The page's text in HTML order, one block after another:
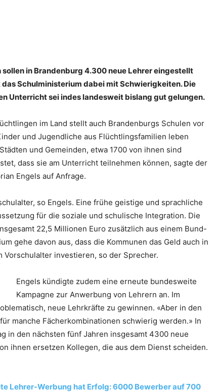
sollen in Brandenburg 4.300 neue Lehrer eingestellt
Schulministerium dabei mit Schwierigkeiten. Die
Unterricht sei indes landesweit bislang gut gelungen.
im Land stellt auch Brandenburgs Schulen vor
und Jugendliche aus Flüchtlingsfamilien leben
und Gemeinden, etwa 1700 von ihnen sind
dass sie am Unterricht teilnehmen können, sagte der
Engels auf Anfrage.
so Engels. Eine frühe geistige und sprachliche
für die soziale und schulische Integration. Die
22,5 Millionen Euro zusätzlich aus einem Bund-
gehe davon aus, dass die Kommunen das Geld auch in
investieren, so der Sprecher.
Engels kündigte zudem eine erneute bundesweite
Kampagne zur Anwerbung von Lehrern an. Im
neue Lehrkräfte zu gewinnen. «Aber in den
manche Fächerkombinationen schwierig werden.» In
in den nächsten fünf Jahren insgesamt 4300 neue
ihnen ersetzen Kollegen, die aus dem Dienst scheiden.
Lehrer-Werbung hat Erfolg: 6000 Bewerber auf 700